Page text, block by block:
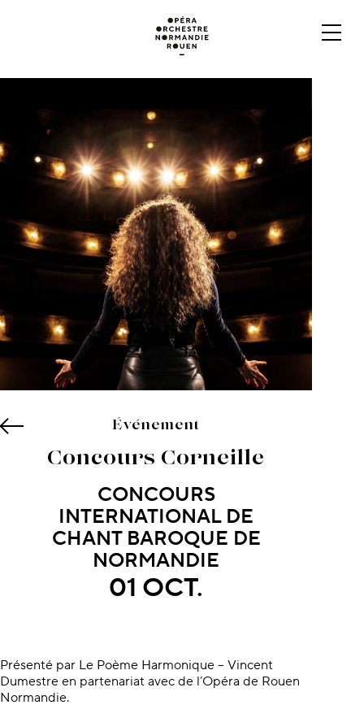
Événement
Concours Corneille
CONCOURS
INTERNATIONAL DE
CHANT BAROQUE DE
NORMANDIE
01 OCT.
À propos du concert
Présenté par Le Poème Harmonique – Vincent
Dumestre en partenariat avec de l’Opéra de Rouen
Normandie.